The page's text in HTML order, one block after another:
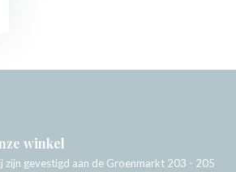
winkel
zijn gevestigd aan de Groenmarkt 203 - 205